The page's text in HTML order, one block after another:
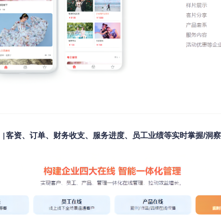
客资、订单、财务收支、服务进度、员工业绩等实时掌握/洞